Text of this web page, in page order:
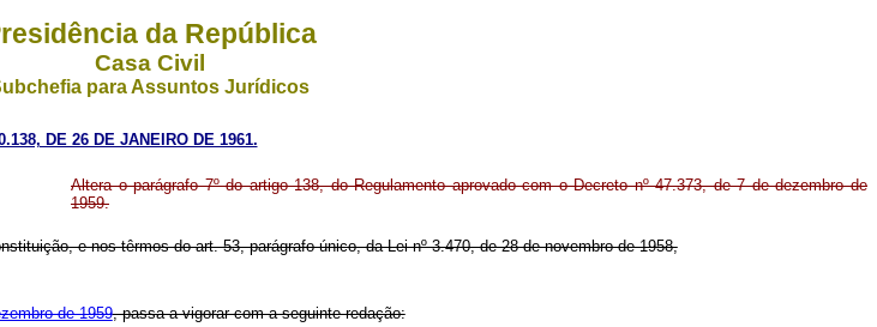
da República
Casa Civil
para Assuntos Jurídicos
DE 26 DE JANEIRO DE 1961.
Altera o parágrafo 7º do artigo 138, do Regulamento aprovado com o Decreto nº 47.373, de 7 de dezembro de
1959.
e nos têrmos do art. 53, parágrafo único, da Lei nº 3.470, de 28 de novembro de 1958,
de 1959, passa a vigorar com a seguinte redação: